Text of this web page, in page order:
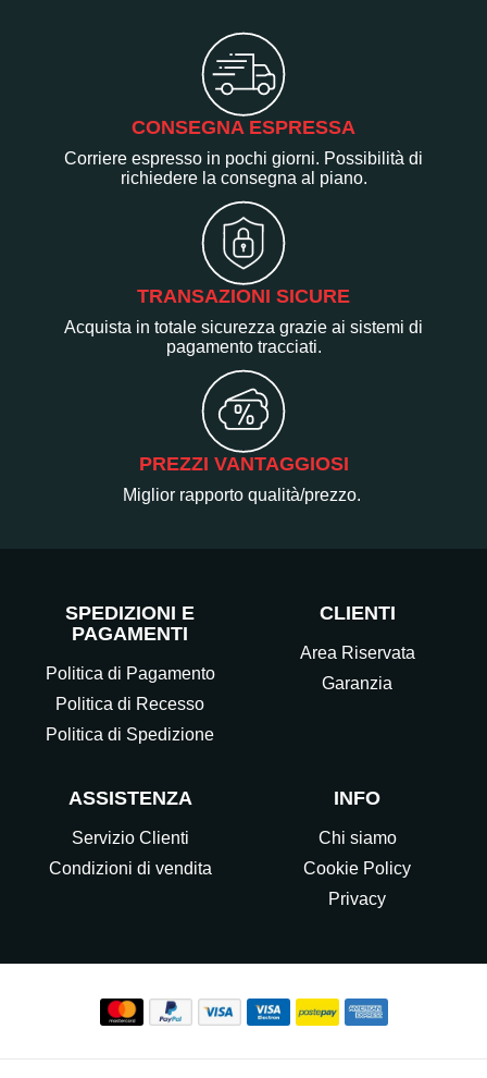
CONSEGNA ESPRESSA
Corriere espresso in pochi giorni. Possibilità di
richiedere la consegna al piano.
TRANSAZIONI SICURE
Acquista in totale sicurezza grazie ai sistemi di
pagamento tracciati.
PREZZI VANTAGGIOSI
Miglior rapporto qualità/prezzo.
SPEDIZIONI E
PAGAMENTI
Politica di Pagamento
Politica di Recesso
Politica di Spedizione
CLIENTI
Area Riservata
Garanzia
ASSISTENZA
Servizio Clienti
Condizioni di vendita
INFO
Chi siamo
Cookie Policy
Privacy